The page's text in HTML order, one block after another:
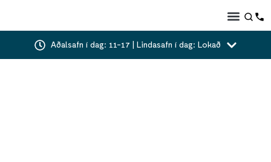
Aðalsafn í dag: 11-17 | Lindasafn í dag: Lokað